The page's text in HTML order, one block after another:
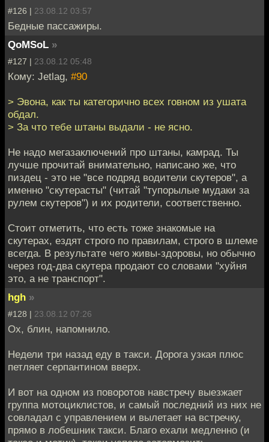
#126 | 23.08.12 03:57
Бедные пассажиры.
QoMSoL »
#127 | 23.08.12 05:48
Кому: Jetlag, #90
> Эвона, как ты категорично всех говном из ушата
обдал.
> За что тебе штаны выдали - не ясно.
Не надо мегазаключений про штаны, камрад. Ты
лучше прочитай внимательно, написано же, что
пиздец - это не "все подряд водители скутеров", а
именно "скутерасты" (читай "тупорылые мудаки за
рулем скутеров") и их родители, соответственно.
Стоит отметить, что есть тоже знакомые на
скутерах, ездят строго по правилам, строго в шлеме
всегда. В результате чего живы-здоровы, но обычно
через год-два скутера продают со словами "хуйня
это, а не транспорт".
hgh »
#128 | 23.08.12 07:26
Ох, блин, напомнило.
Недели три назад еду в такси. Дорога узкая плюс
петляет серпантином вверх.
И вот на одном из поворотов навстречу выезжает
группа мотоциклистов, и самый последний из них не
совладал с управлением и вылетает на встречку,
прямо в лобешник такси. Благо ехали медленно (и